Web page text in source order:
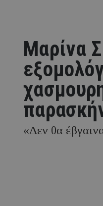
Μαρίνα
«Δεν θα